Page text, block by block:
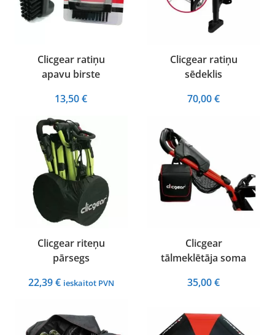
Clicgear ratiņu
apavu birste
13,50€
Clicgear ratiņu
sēdeklis
70,00€
Clicgear riteņu
pārsegs
22,39€ ieskaitot PVN
Clicgear
tālmeklētāja soma
35,00€